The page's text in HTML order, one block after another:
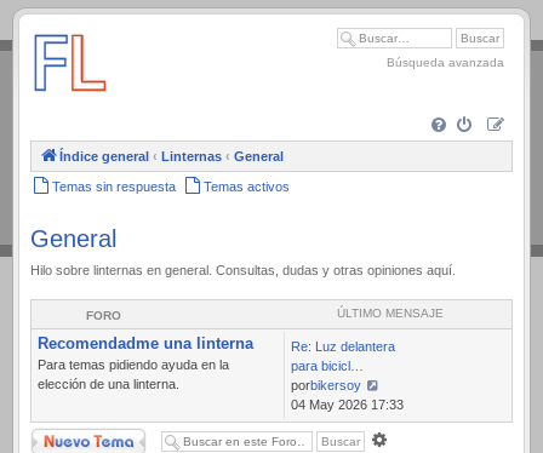
.
Búsqueda avanzada
Índice general ‹ Linternas ‹ General
Temas sin respuesta Temas activos
General
Hilo sobre linternas en general. Consultas, dudas y otras opiniones aquí.
FORO ÚLTIMO MENSAJE
Recomendadme una linterna
Para temas pidiendo ayuda en la
elección de una linterna.
Re: Luz delantera
para bicicl…
porbikersoy
Ver
último
mensaje
04 May 2026 17:33
Nuevo Tema